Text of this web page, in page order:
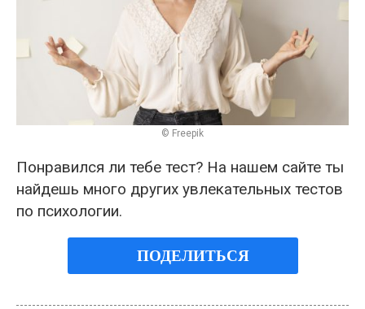
© Freepik
Понравился ли тебе тест? На нашем сайте ты
найдешь много других увлекательных тестов
по психологии.
ПОДЕЛИТЬСЯ